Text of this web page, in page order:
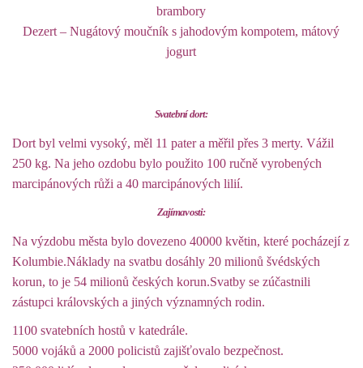
brambory
Dezert – Nugátový moučník s jahodovým kompotem, mátový
jogurt
Svatební dort:
Dort byl velmi vysoký, měl 11 pater a měřil přes 3 merty. Vážil
250 kg. Na jeho ozdobu bylo použito 100 ručně vyrobených
marcipánových růži a 40 marcipánových lilií.
Zajímavosti:
Na výzdobu města bylo dovezeno 40000 květin, které pocházejí z
Kolumbie.Náklady na svatbu dosáhly 20 milionů švédských
korun, to je 54 milionů českých korun.Svatby se zúčastnili
zástupci královských a jiných významných rodin.
1100 svatebních hostů v katedrále.
5000 vojáků a 2000 policistů zajišťovalo bezpečnost.